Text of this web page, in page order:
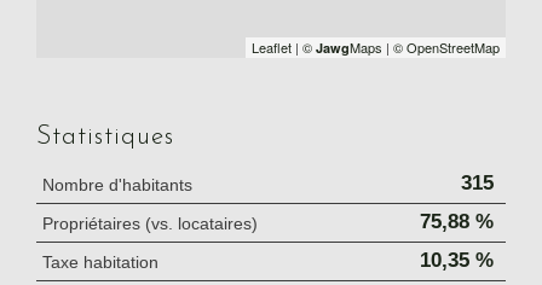
Leaflet | © JawgMaps | © OpenStreetMap
Statistiques
Nombre d'habitants 315
Propriétaires (vs. locataires) 75,88 %
Taxe habitation 10,35 %